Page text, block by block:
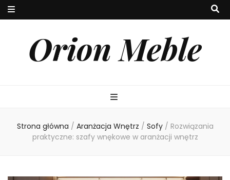
Orion Meble
Strona główna / Aranżacja Wnętrz / Sofy / Rozwiązania
praktyczne: szafy wnękowe w aranżacji wnętrz